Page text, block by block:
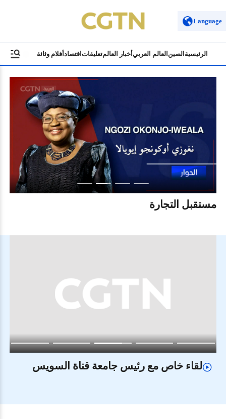
Language
الرئيسية الصين العالم العربيأخبار العالمتعليقات اقتصادأفلام وثائقية ثقافة
مستقبل التجارة
لقاء خاص مع رئيس جامعة قناة السويس